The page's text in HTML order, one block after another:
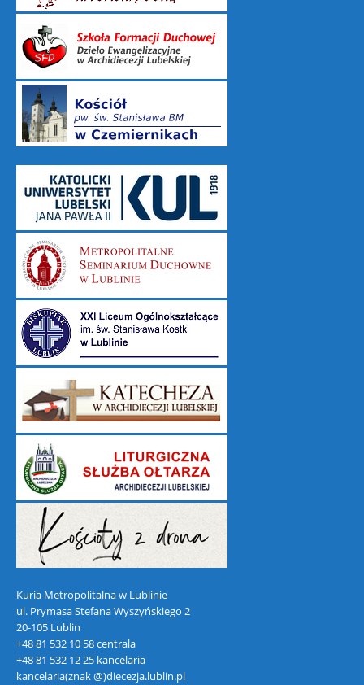
Kuria Metropolitalna w Lublinie
ul. Prymasa Stefana Wyszyńskiego 2
20-105 Lublin
+48 81 532 10 58 centrala
+48 81 532 12 25 kancelaria
kancelaria(znak @)diecezja.lublin.pl